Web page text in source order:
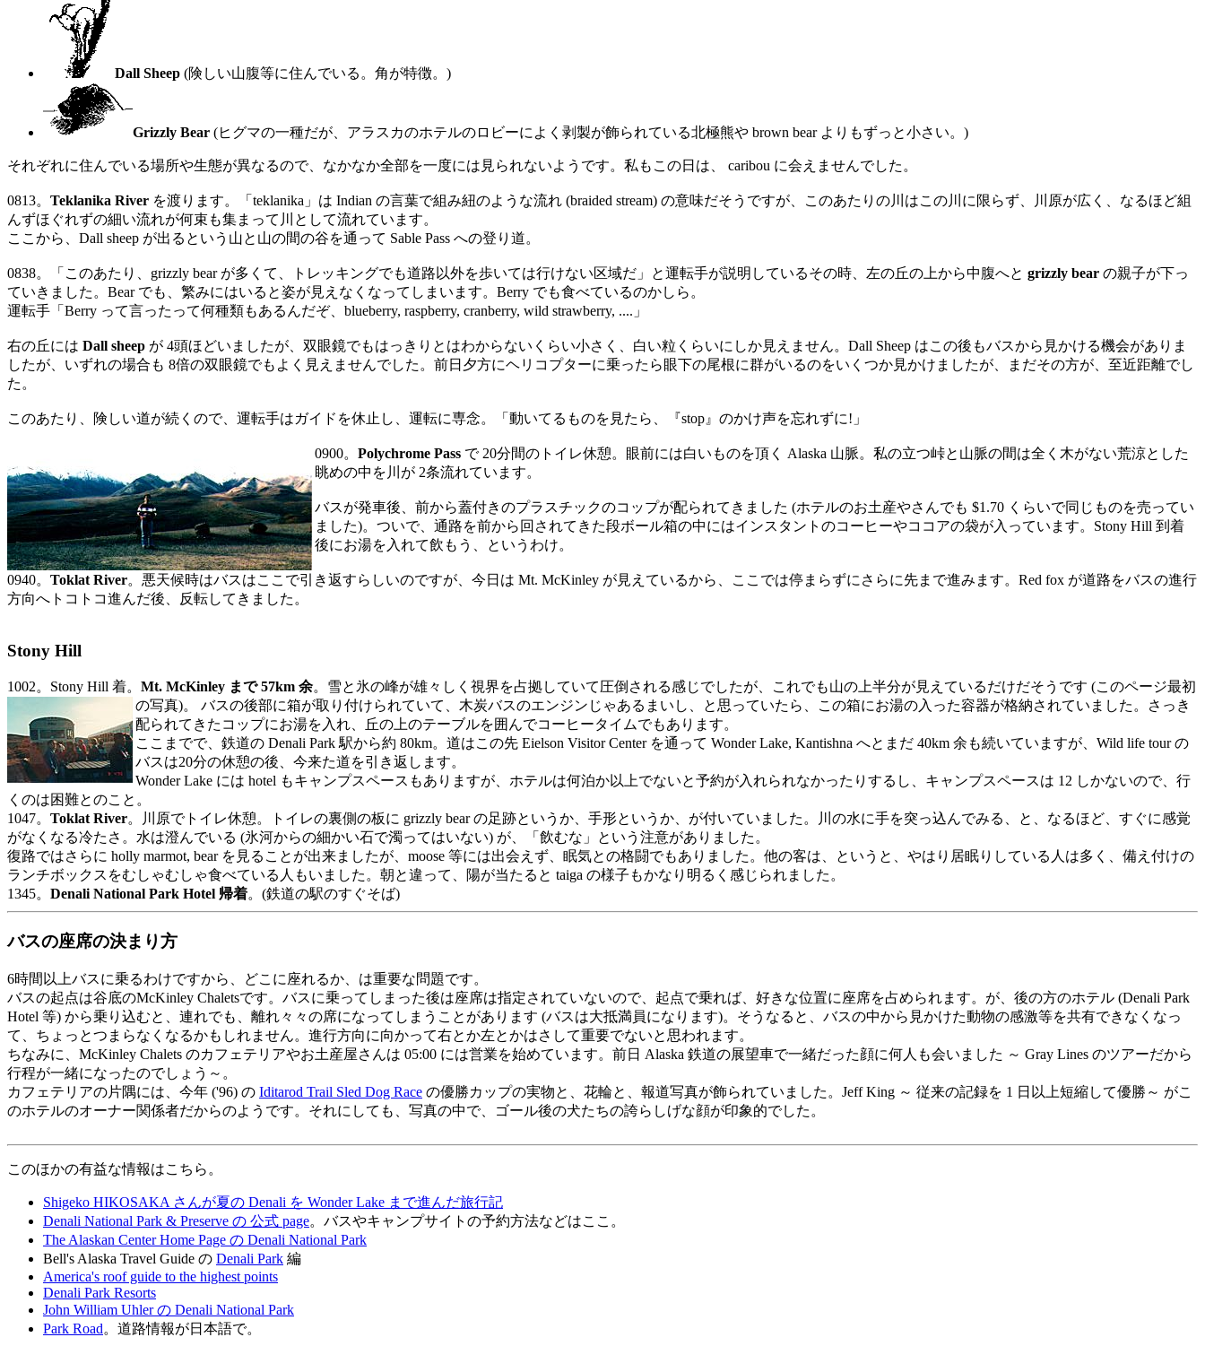
Dall Sheep (険しい山腹等に住んでいる。角が特徴。)
Grizzly Bear (ヒグマの一種だが、アラスカのホテルのロビーによく剥製が飾られている北極熊や brown bear よりもずっと小さい。)
それぞれに住んでいる場所や生態が異なるので、なかなか全部を一度には見られないようです。私もこの日は、 caribou に会えませんでした。
0813。 Teklanika River を渡ります。「teklanika」は Indian の言葉で組み紐のような流れ (braided stream) の意味だそうですが、このあたりの川はこの川に限らず、川原が広く、なるほど組
んずほぐれずの細い流れが何束も集まって川として流れています。
ここから、Dall sheep が出るという山と山の間の谷を通って Sable Pass への登り道。
0838。「このあたり、grizzly bear が多くて、トレッキングでも道路以外を歩いては行けない区域だ」と運転手が説明しているその時、左の丘の上から中腹へと grizzly bear の親子が下っ
ていきました。Bear でも、繁みにはいると姿が見えなくなってしまいます。Berry でも食べているのかしら。
運転手「Berry って言ったって何種類もあるんだぞ、blueberry, raspberry, cranberry, wild strawberry, ....」
右の丘には Dall sheep が 4頭ほどいましたが、双眼鏡でもはっきりとはわからないくらい小さく、白い粒くらいにしか見えません。Dall Sheep はこの後もバスから見かける機会がありま
したが、いずれの場合も 8倍の双眼鏡でもよく見えませんでした。前日夕方にヘリコプターに乗ったら眼下の尾根に群がいるのをいくつか見かけましたが、まだその方が、至近距離でし
た。
このあたり、険しい道が続くので、運転手はガイドを休止し、運転に専念。「動いてるものを見たら、『stop』のかけ声を忘れずに!」
0900。 Polychrome Pass で 20分間のトイレ休憩。眼前には白いものを頂く Alaska 山脈。私の立つ峠と山脈の間は全く木がない荒涼とした
眺めの中を川が 2条流れています。
バスが発車後、前から蓋付きのプラスチックのコップが配られてきました (ホテルのお土産やさんでも $1.70 くらいで同じものを売ってい
ました)。ついで、通路を前から回されてきた段ボール箱の中にはインスタントのコーヒーやココアの袋が入っています。Stony Hill 到着
後にお湯を入れて飲もう、というわけ。
0940。 Toklat River。悪天候時はバスはここで引き返すらしいのですが、今日は Mt. McKinley が見えているから、ここでは停まらずにさらに先まで進みます。Red fox が道路をバスの進行
方向へトコトコ進んだ後、反転してきました。
Stony Hill
1002。Stony Hill 着。 Mt. McKinley まで 57km 余。雪と氷の峰が雄々しく視界を占拠していて圧倒される感じでしたが、これでも山の上半分が見えているだけだそうです (このページ最初
の写真)。 バスの後部に箱が取り付けられていて、木炭バスのエンジンじゃあるまいし、と思っていたら、この箱にお湯の入った容器が格納されていました。さっき
配られてきたコップにお湯を入れ、丘の上のテーブルを囲んでコーヒータイムでもあります。
ここまでで、鉄道の Denali Park 駅から約 80km。道はこの先 Eielson Visitor Center を通って Wonder Lake, Kantishna へとまだ 40km 余も続いていますが、Wild life tour の
バスは20分の休憩の後、今来た道を引き返します。
Wonder Lake には hotel もキャンプスペースもありますが、ホテルは何泊か以上でないと予約が入れられなかったりするし、キャンプスペースは 12 しかないので、行
くのは困難とのこと。
1047。 Toklat River。川原でトイレ休憩。トイレの裏側の板に grizzly bear の足跡というか、手形というか、が付いていました。川の水に手を突っ込んでみる、と、なるほど、すぐに感覚
がなくなる冷たさ。水は澄んでいる (氷河からの細かい石で濁ってはいない) が、「飲むな」という注意がありました。
復路ではさらに holly marmot, bear を見ることが出来ましたが、moose 等には出会えず、眠気との格闘でもありました。他の客は、というと、やはり居眠りしている人は多く、備え付けの
ランチボックスをむしゃむしゃ食べている人もいました。朝と違って、陽が当たると taiga の様子もかなり明るく感じられました。
1345。 Denali National Park Hotel 帰着。(鉄道の駅のすぐそば)
バスの座席の決まり方
6時間以上バスに乗るわけですから、どこに座れるか、は重要な問題です。
バスの起点は谷底のMcKinley Chaletsです。バスに乗ってしまった後は座席は指定されていないので、起点で乗れば、好きな位置に座席を占められます。が、後の方のホテル (Denali Park
Hotel 等) から乗り込むと、連れでも、離れ々々の席になってしまうことがあります (バスは大抵満員になります)。そうなると、バスの中から見かけた動物の感激等を共有できなくなっ
て、ちょっとつまらなくなるかもしれません。進行方向に向かって右とか左とかはさして重要でないと思われます。
ちなみに、McKinley Chalets のカフェテリアやお土産屋さんは 05:00 には営業を始めています。前日 Alaska 鉄道の展望車で一緒だった顔に何人も会いました ～ Gray Lines のツアーだから
行程が一緒になったのでしょう～。
カフェテリアの片隅には、今年 ('96) の Iditarod Trail Sled Dog Race の優勝カップの実物と、花輪と、報道写真が飾られていました。Jeff King ～ 従来の記録を 1 日以上短縮して優勝～ がこ
のホテルのオーナー関係者だからのようです。それにしても、写真の中で、ゴール後の犬たちの誇らしげな顔が印象的でした。
このほかの有益な情報はこちら。
Shigeko HIKOSAKA さんが夏の Denali を Wonder Lake まで進んだ旅行記
Denali National Park & Preserve の 公式 page。バスやキャンプサイトの予約方法などはここ。
The Alaskan Center Home Page の Denali National Park
Bell's Alaska Travel Guide の Denali Park 編
America's roof guide to the highest points
Denali Park Resorts
John William Uhler の Denali National Park
Park Road。道路情報が日本語で。